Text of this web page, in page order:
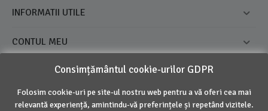
INFORMATII UTILE
CONTUL MEU
© 2016 - 2026 Inovius. Marca Inregistrata
Consimțământul cookie-urilor GDPR
Folosim cookie-uri pe site-ul nostru web pentru a vă oferi cea mai
relevantă experiență, amintindu-vă preferințele și repetând vizitele.